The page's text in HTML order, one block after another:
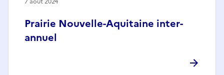
Prairie Nouvelle-Aquitaine inter-
annuel